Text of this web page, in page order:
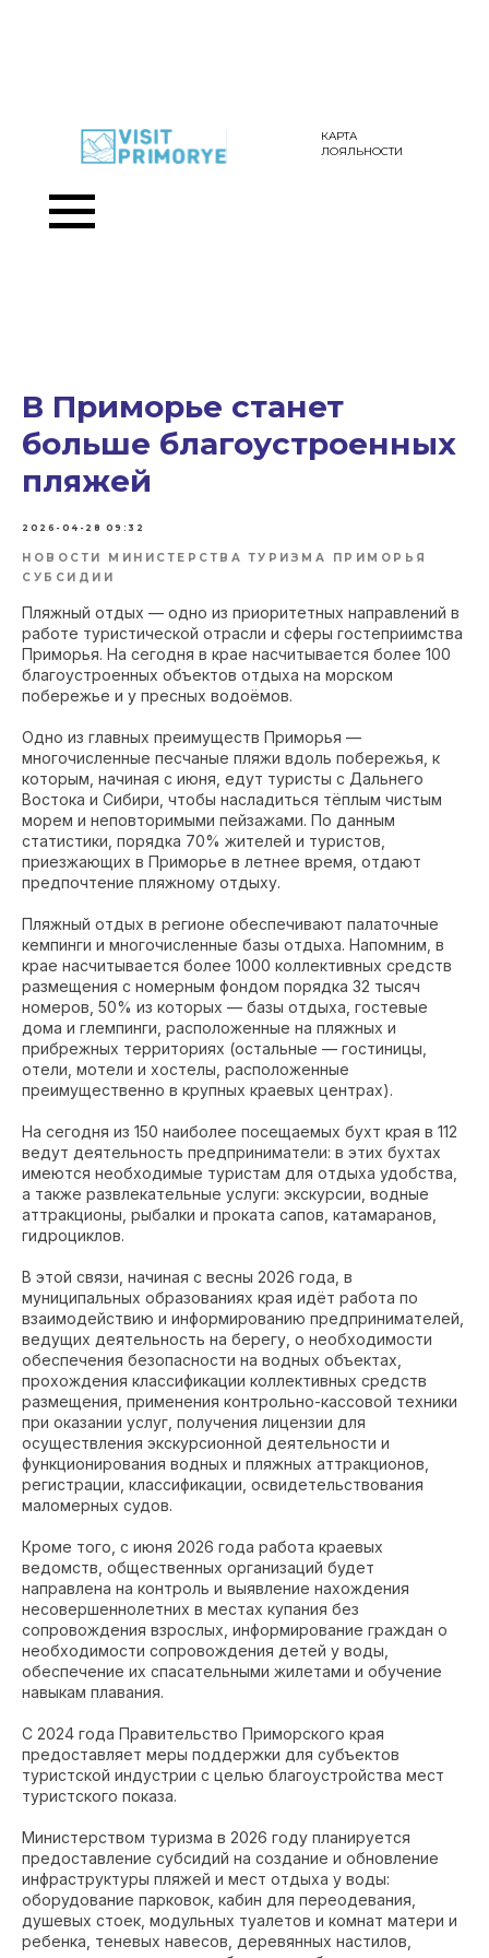
КАРТА
ЛОЯЛЬНОСТИ
В Приморье станет
больше благоустроенных
пляжей
2026-04-28 09:32
НОВОСТИ МИНИСТЕРСТВА ТУРИЗМА ПРИМОРЬЯ
СУБСИДИИ
Пляжный отдых — одно из приоритетных направлений в
работе туристической отрасли и сферы гостеприимства
Приморья. На сегодня в крае насчитывается более 100
благоустроенных объектов отдыха на морском
побережье и у пресных водоёмов.
Одно из главных преимуществ Приморья —
многочисленные песчаные пляжи вдоль побережья, к
которым, начиная с июня, едут туристы с Дальнего
Востока и Сибири, чтобы насладиться тёплым чистым
морем и неповторимыми пейзажами. По данным
статистики, порядка 70% жителей и туристов,
приезжающих в Приморье в летнее время, отдают
предпочтение пляжному отдыху.
Пляжный отдых в регионе обеспечивают палаточные
кемпинги и многочисленные базы отдыха. Напомним, в
крае насчитывается более 1000 коллективных средств
размещения с номерным фондом порядка 32 тысяч
номеров, 50% из которых — базы отдыха, гостевые
дома и глемпинги, расположенные на пляжных и
прибрежных территориях (остальные — гостиницы,
отели, мотели и хостелы, расположенные
преимущественно в крупных краевых центрах).
На сегодня из 150 наиболее посещаемых бухт края в 112
ведут деятельность предприниматели: в этих бухтах
имеются необходимые туристам для отдыха удобства,
а также развлекательные услуги: экскурсии, водные
аттракционы, рыбалки и проката сапов, катамаранов,
гидроциклов.
В этой связи, начиная с весны 2026 года, в
муниципальных образованиях края идёт работа по
взаимодействию и информированию предпринимателей,
ведущих деятельность на берегу, о необходимости
обеспечения безопасности на водных объектах,
прохождения классификации коллективных средств
размещения, применения контрольно-кассовой техники
при оказании услуг, получения лицензии для
осуществления экскурсионной деятельности и
функционирования водных и пляжных аттракционов,
регистрации, классификации, освидетельствования
маломерных судов.
Кроме того, с июня 2026 года работа краевых
ведомств, общественных организаций будет
направлена на контроль и выявление нахождения
несовершеннолетних в местах купания без
сопровождения взрослых, информирование граждан о
необходимости сопровождения детей у воды,
обеспечение их спасательными жилетами и обучение
навыкам плавания.
С 2024 года Правительство Приморского края
предоставляет меры поддержки для субъектов
туристской индустрии с целью благоустройства мест
туристского показа.
Министерством туризма в 2026 году планируется
предоставление субсидий на создание и обновление
инфраструктуры пляжей и мест отдыха у воды:
оборудование парковок, кабин для переодевания,
душевых стоек, модульных туалетов и комнат матери и
ребенка, теневых навесов, деревянных настилов,